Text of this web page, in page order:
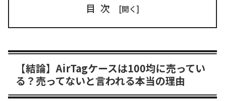
目次
【結論】AirTagケースは100均に売ってい
る？売ってないと言われる本当の理由